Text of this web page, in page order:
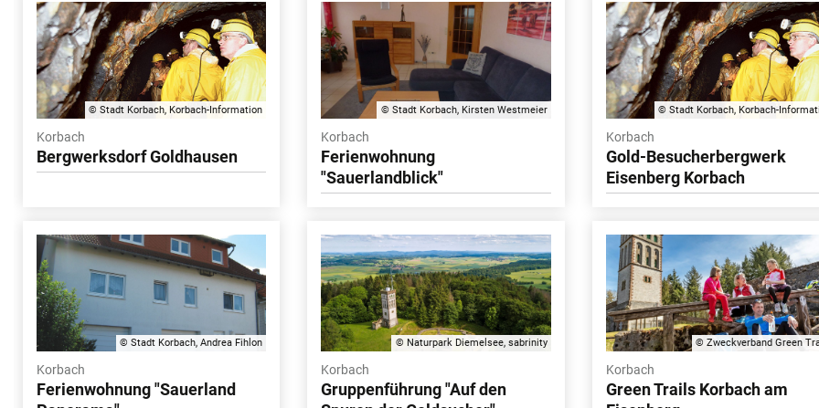
© Stadt Korbach, Korbach-Information
Korbach
Bergwerksdorf Goldhausen
© Stadt Korbach, Kirsten Westmeier
Korbach
Ferienwohnung
"Sauerlandblick"
© Stadt Korbach, Korbach-
Korbach
Gold-Besucherbergwerk
Eisenberg Korbach
© Stadt Korbach, Andrea Fihlon
Korbach
Ferienwohnung "Sauerland
© Naturpark Diemelsee, sabrinity
Korbach
Gruppenführung "Auf den
© Zweckverband Green
Korbach
Green Trails Korbach am